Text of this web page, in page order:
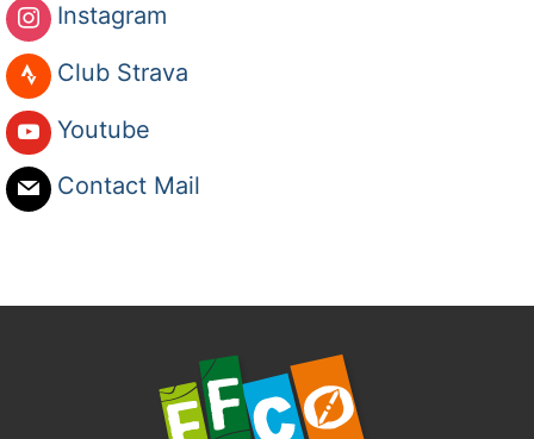
Instagram
Club Strava
Youtube
Contact Mail